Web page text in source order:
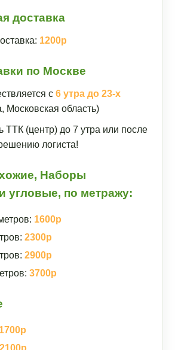
доставка
1200р
по Москве
с 6 утра до 23-х
Московская область)
ТТК (центр) до 7 утра или после
логиста!
Наборы
угловые, по метражу:
1600р
2300р
2900р
3700р
1700р
2100р